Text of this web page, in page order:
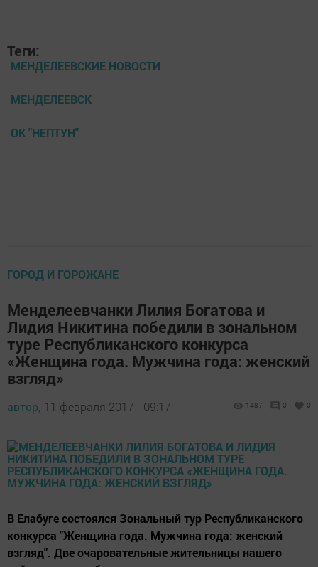
Теги:
МЕНДЕЛЕЕВСКИЕ НОВОСТИ
МЕНДЕЛЕЕВСК
ОК "НЕПТУН"
ГОРОД И ГОРОЖАНЕ
Менделеевчанки Лилия Богатова и
Лидия Никитина победили в зональном
туре Республиканского конкурса
«Женщина года. Мужчина года: женский
взгляд»
автор, 11 февраля 2017 - 09:17 1487 0 0
В Елабуге состоялся Зональный тур Республиканского
конкурса "Женщина года. Мужчина года: женский
взгляд". Две очаровательные жительницы нашего